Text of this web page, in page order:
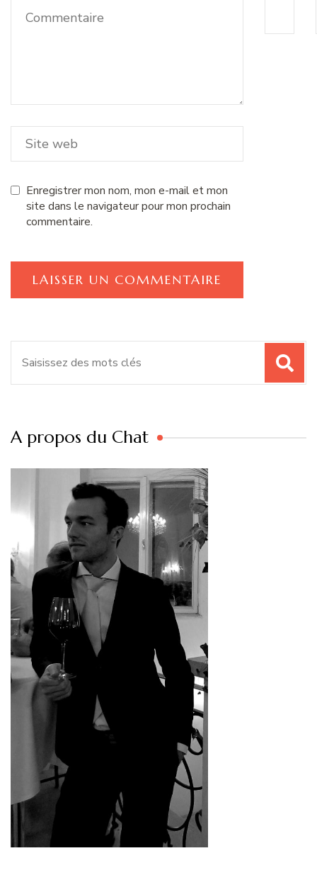
Enregistrer mon nom, mon e-mail et mon
site dans le navigateur pour mon prochain
commentaire.
A propos du Chat